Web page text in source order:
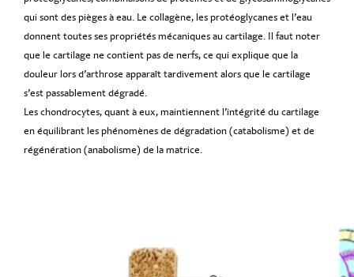
qui sont des pièges à eau. Le collagène, les protéoglycanes et l’eau
donnent toutes ses propriétés mécaniques au cartilage. Il faut noter
que le cartilage ne contient pas de nerfs, ce qui explique que la
douleur lors d’arthrose apparaît tardivement alors que le cartilage
s’est passablement dégradé.
Les chondrocytes, quant à eux, maintiennent l’intégrité du cartilage
en équilibrant les phénomènes de dégradation (catabolisme) et de
régénération (anabolisme) de la matrice.